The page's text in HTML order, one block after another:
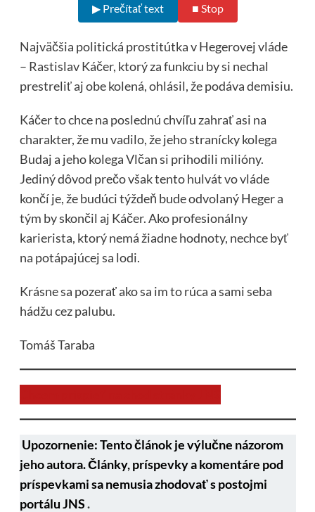
▶ Prečítať text ■ Stop
Najväčšia politická prostitútka v Hegerovej vláde
– Rastislav Káčer, ktorý za funkciu by si nechal
prestreliť aj obe kolená, ohlásil, že podáva demisiu.
Káčer to chce na poslednú chvíľu zahrať asi na
charakter, že mu vadilo, že jeho stranícky kolega
Budaj a jeho kolega Vlčan si prihodili milióny.
Jediný dôvod prečo však tento hulvát vo vláde
končí je, že budúci týždeň bude odvolaný Heger a
tým by skončil aj Káčer. Ako profesionálny
karierista, ktorý nemá žiadne hodnoty, nechce byť
na potápajúcej sa lodi.
Krásne sa pozerať ako sa im to rúca a sami seba
hádžu cez palubu.
Tomáš Taraba
Upozornenie: Tento článok je výlučne názorom
jeho autora. Články, príspevky a komentáre pod
príspevkami sa nemusia zhodovať s postojmi
portálu JNS.